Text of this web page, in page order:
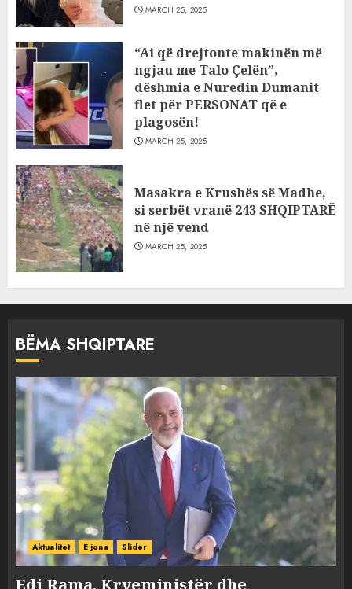
MARCH 25, 2025
“Ai që drejtonte makinën më
ngjau me Talo Çelën”,
dëshmia e Nuredin Dumanit
flet për PERSONAT që e
plagosën!
MARCH 25, 2025
Masakra e Krushës së Madhe,
si serbët vranë 243 SHQIPTARË
në një vend
MARCH 25, 2025
BËMA SHQIPTARE
Aktualitet E jona Slider
Edi Rama, Kryeministër dhe